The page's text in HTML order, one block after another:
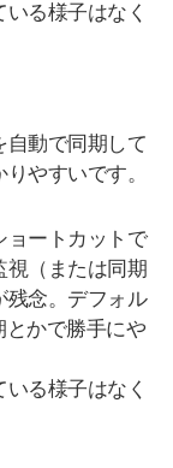
る様子はなく
自動で同期して
やすいです。
ートカットで
視（または同期
残念。デフォル
とかで勝手にや
る様子はなく